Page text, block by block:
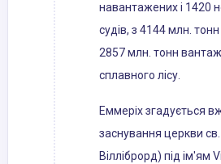
навантажених і 1420
судів, з 4144 млн.
2857 млн. тонн
сплавного лісу.
Еммеріх згадується
заснування церкви
Вілліброрд) під ім'ям